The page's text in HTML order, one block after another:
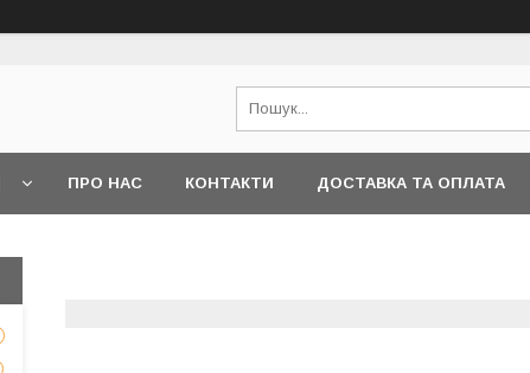
ПРО НАС КОНТАКТИ ДОСТАВКА ТА ОПЛАТА